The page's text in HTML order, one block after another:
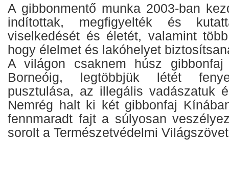
A gibbonmentő munka 2003-ban
indítottak, megfigyelték és
viselkedését és életét, valamint
hogy élelmet és lakóhelyet
A világon csaknem húsz gibbonfaj
Borneóig, legtöbbjük létét
pusztulása, az illegális vadászatuk
Nemrég halt ki két gibbonfaj
fennmaradt fajt a súlyosan
sorolt a Természetvédelmi